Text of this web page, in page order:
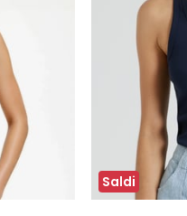
Saldi